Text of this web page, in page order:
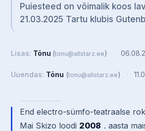
Puiesteed on võimalik koos
21.03.2025 Tartu klubis
Lisas: Tõnu (tonu@allstarz.ee) ·
Uuendas: Tõnu (tonu@allstarz.ee) ·
End electro-sümfo-teatraalse
Mai Skizo loodi 2008 . aasta